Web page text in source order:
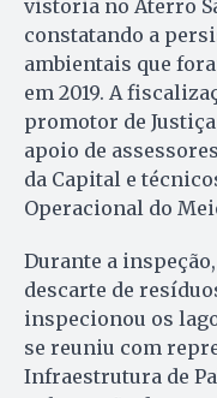
vistoria no Aterro
constatando a
ambientais que
em 2019. A
promotor de
apoio de
da Capital e
Operacional do
Durante a
descarte de
inspecionou os
se reuniu com
Infraestrutura de